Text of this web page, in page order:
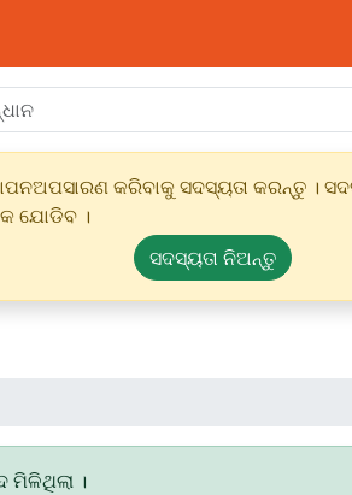
କରିବାକୁ ସଦସ୍ୟତା କରନ୍ତୁ ।
ଯୋଡିବ ।
ସଦସ୍ୟତା ନିଅନ୍ତୁ
ମିଳିଥିଲା ।